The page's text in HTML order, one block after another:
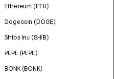
Ethereum (ETH)
Dogecoin (DOGE)
Shiba Inu (SHIB)
PEPE (PEPE)
BONK (BONK)